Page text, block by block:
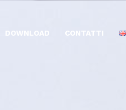
DOWNLOAD CONTATTI